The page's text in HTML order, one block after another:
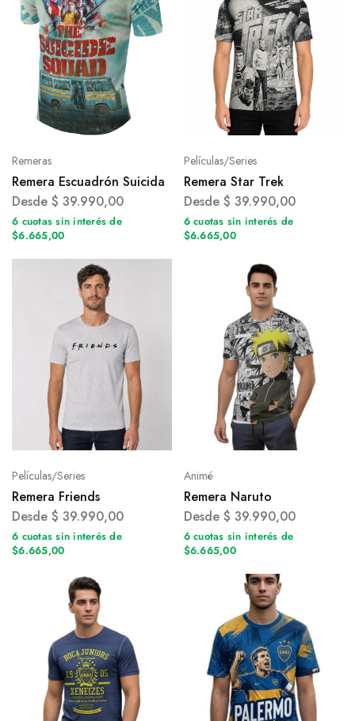
Remeras
Remera Escuadrón Suicida
Desde $ 39.990,00
6 cuotas sin interés de
$6.665,00
Películas/Series
Remera Star Trek
Desde $ 39.990,00
6 cuotas sin interés de
$6.665,00
Películas/Series
Remera Friends
Desde $ 39.990,00
6 cuotas sin interés de
$6.665,00
Animé
Remera Naruto
Desde $ 39.990,00
6 cuotas sin interés de
$6.665,00